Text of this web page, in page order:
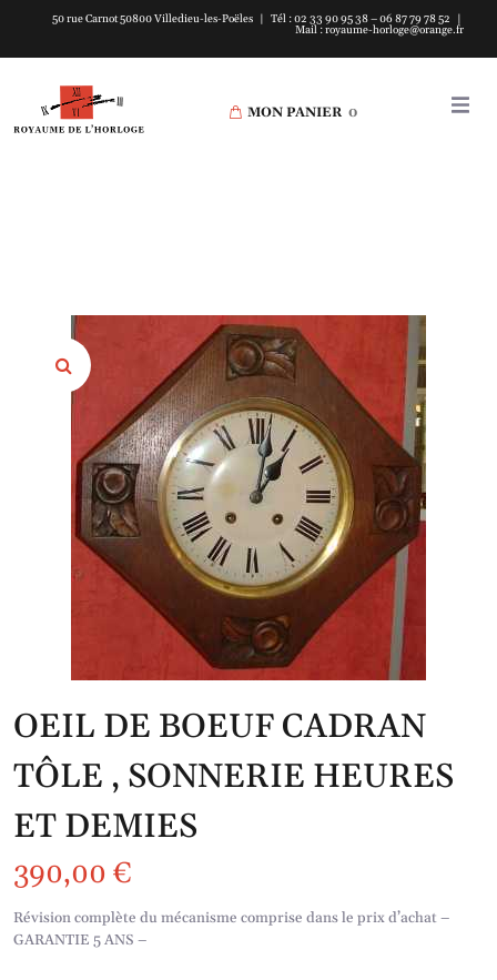
50 rue Carnot 50800 Villedieu-les-Poëles | Tél : 02 33 90 95 38 – 06 87 79 78 52 |
Mail : royaume-horloge@orange.fr
MON PANIER 0
OEIL DE BOEUF CADRAN
TÔLE , SONNERIE HEURES
ET DEMIES
390,00 €
Révision complète du mécanisme comprise dans le prix d’achat –
GARANTIE 5 ANS –